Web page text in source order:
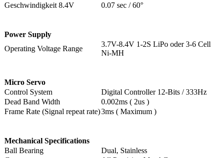
Geschwindigkeit 8.4V
0.07 sec / 60°
Power Supply
Operating Voltage Range
3.7V-8.4V 1-2S LiPo oder 3-6 Cell
Ni-MH
Micro Servo
Control System
Digital Controller 12-Bits / 333Hz
Dead Band Width
0.002ms ( 2us )
Frame Rate (Signal repeat rate)3ms ( Maximum )
Mechanical Specifications
Ball Bearing
Dual, Stainless